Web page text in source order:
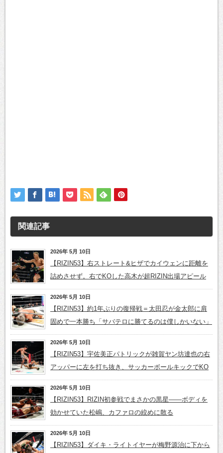
関連記事
2026年 5月 10日
【RIZIN53】右ストレート&ヒザでカイウェンに距離を
詰めさせず。右でKOした高木が超RIZIN出場アピール
2026年 5月 10日
【RIZIN53】約1年ぶりの復帰戦＝太田忍が金太郎に肩
固めで一本勝ち「サバテロに勝てるのは僕しかいない」
2026年 5月 10日
【RIZIN53】宇佐美正パトリックが雑賀ヤン坊達也の右
アッパーに左を打ち抜き、サッカーボールキックでKO
2026年 5月 10日
【RIZIN53】RIZIN初参戦でまさかの黒星——ボディを
効かせていた松嶋、カファロの絞めに散る
2026年 5月 10日
【RIZIN53】ダイキ・ライトイヤーが梅野源治に下から